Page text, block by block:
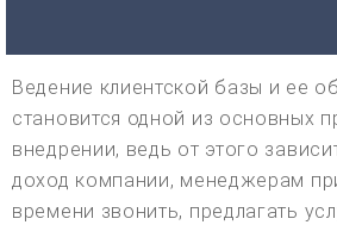
Ведение клиентской базы и ее
становится одной из основных
внедрении, ведь от этого
доход компании, менеджерам
времени звонить, предлагать